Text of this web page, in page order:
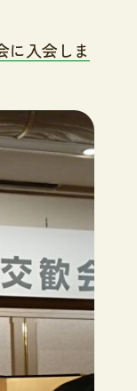
に入会しま